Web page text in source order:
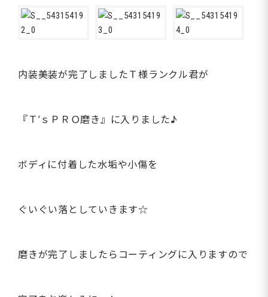
内装美装が完了しましたＴ様ランクル君が
『Ｔ’ｓＰＲＯ磨き』に入りました♪
ボディに付着した水垢や小傷を
ぐいぐい落としていきます☆
磨きが完了しましたらコーティングに入りますので